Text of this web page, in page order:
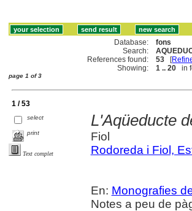
Database:
fons
Search:
References found:
53 [
Showing:
1 .. 20 in
page 1 of 3
1 / 53
select
print
Text complet
L'Aqüeducte
Fiol
Rodoreda i Fiol,
En: Monografies
Notes a peu de